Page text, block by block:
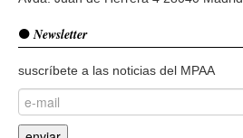
Newsletter
suscríbete a las noticias del MPAA